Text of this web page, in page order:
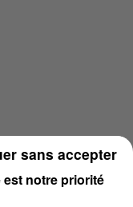
est notre priorité
sans accepter